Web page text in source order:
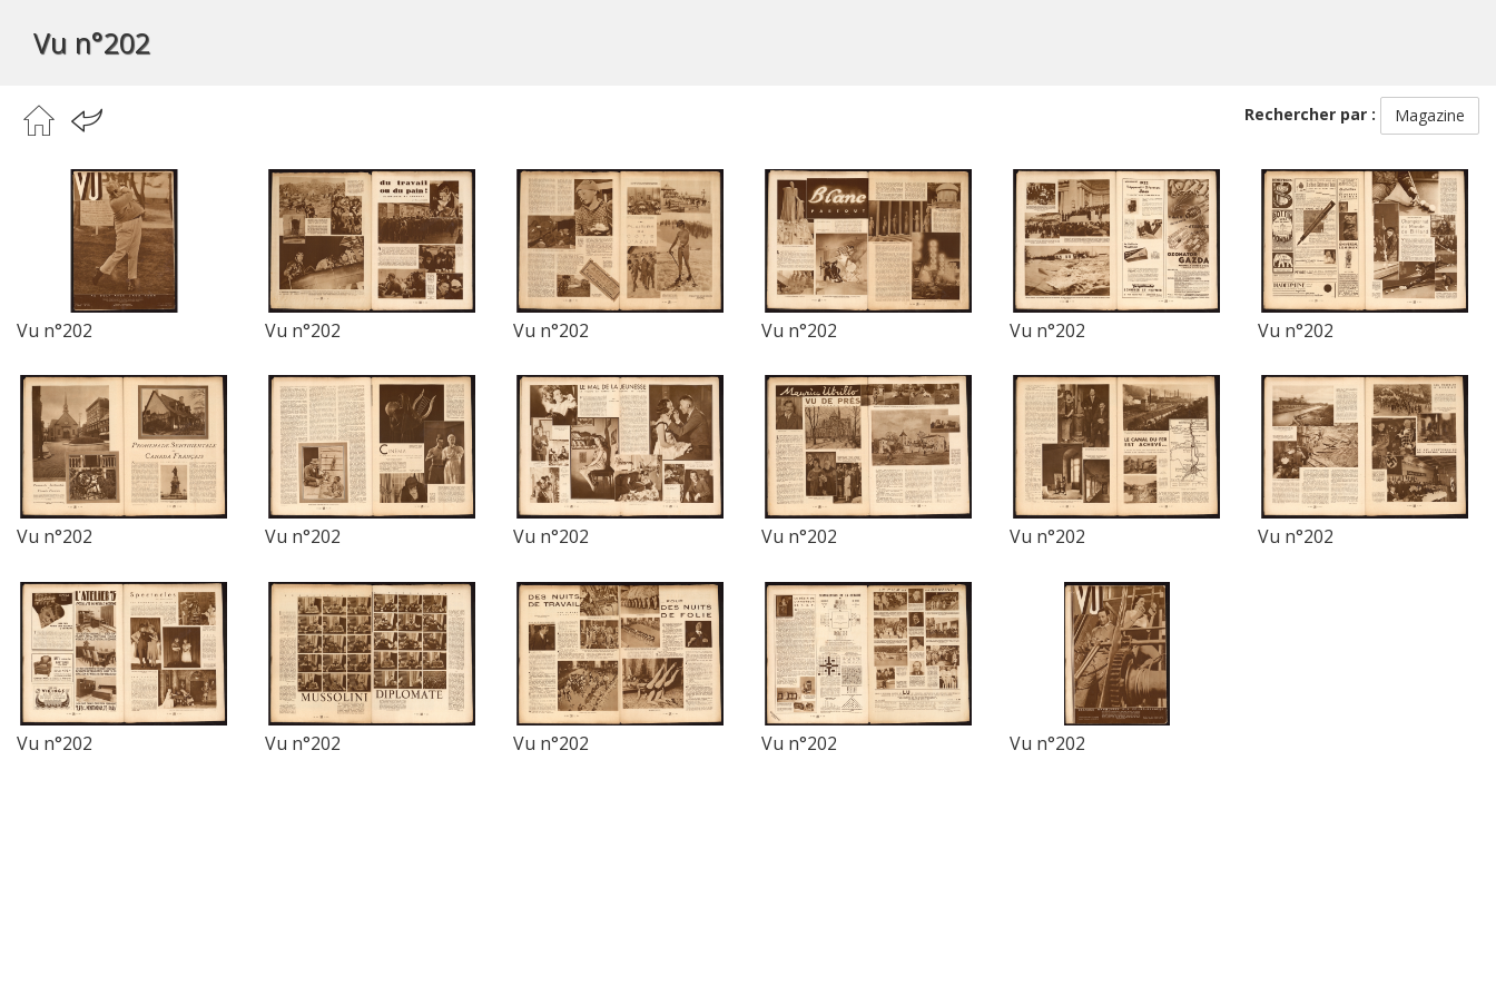
Vu n°202
Rechercher par : Magazine
Vu n°202 Vu n°202 Vu n°202 Vu n°202 Vu n°202 Vu n°202
Vu n°202 Vu n°202 Vu n°202 Vu n°202 Vu n°202 Vu n°202
Vu n°202 Vu n°202 Vu n°202 Vu n°202 Vu n°202